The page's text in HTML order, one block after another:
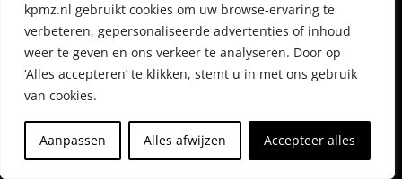
kpmz.nl gebruikt cookies om uw browse-ervaring te
verbeteren, gepersonaliseerde advertenties of inhoud
weer te geven en ons verkeer te analyseren. Door op
‘Alles accepteren’ te klikken, stemt u in met ons gebruik
van cookies.
Aanpassen Alles afwijzen Accepteer alles
Wagenpark belettering
Grootformaat printwerk
Fulfilment
Populaire diensten
Reboard® displays